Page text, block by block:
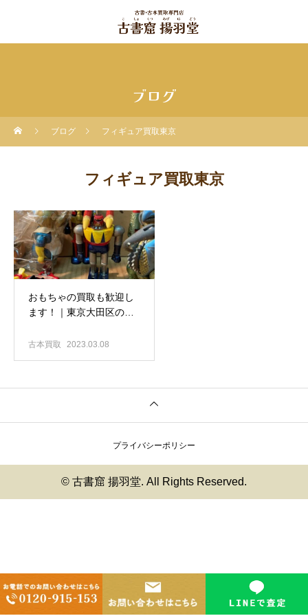
ブログ
ブログ フィギュア買取東京
フィギュア買取東京
おもちゃの買取も歓迎し
ます！｜東京大田区の古
窟揚羽堂
古本買取 2023.03.08
プライバシーポリシー
© 古書窟 揚羽堂. All Rights Reserved.